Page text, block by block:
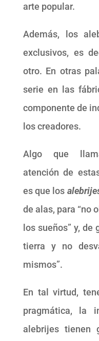
arte popular.
Además, los
exclusivos, es
otro. En otras
serie en las
componente de
los creadores.
Algo que
atención de
es que los
de alas, para “no
los sueños” y, de
tierra y no
mismos”.
En tal virtud,
pragmática, la
alebrijes tienen